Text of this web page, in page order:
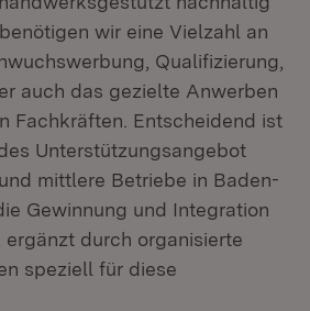
wir eine Vielzahl an
Qualifizierung,
auch das gezielte Anwerben
Fachkräften. Entscheidend ist
Unterstützungsangebot
mittlere Betriebe in Baden-
Gewinnung und Integration
durch organisierte
speziell für diese